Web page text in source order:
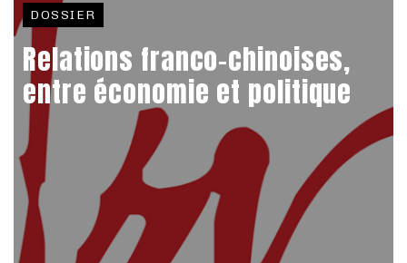
DOSSIER
Relations franco-chinoises,
entre économie et politique